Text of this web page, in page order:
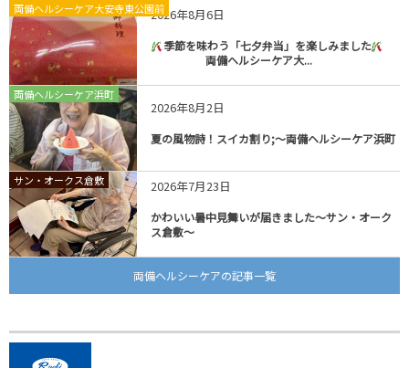
両備ヘルシーケア大安寺東公園前2026年8月6日
季節を味わう「七夕弁当」を楽しみました
両備ヘルシーケア大...
両備ヘルシーケア浜町
2026年8月2日
夏の風物詩！スイカ割り;～両備ヘルシーケア浜町
サン・オークス倉敷 2026年7月23日
かわいい暑中見舞いが届きました～サン・オーク
ス倉敷～
両備ヘルシーケアの記事一覧